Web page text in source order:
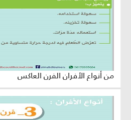
من أنواع الأفران الفرن العاكس